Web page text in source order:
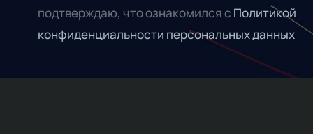
подтверждаю, что ознакомился с Политикой
конфиденциальности персональных данных